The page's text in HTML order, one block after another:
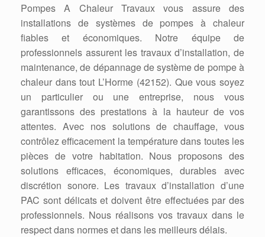
Pompes A Chaleur Travaux vous assure des
installations de systèmes de pompes à chaleur
fiables et économiques. Notre équipe de
professionnels assurent les travaux d’installation, de
maintenance, de dépannage de système de pompe à
chaleur dans tout L’Horme (42152). Que vous soyez
un particulier ou une entreprise, nous vous
garantissons des prestations à la hauteur de vos
attentes. Avec nos solutions de chauffage, vous
contrôlez efficacement la température dans toutes les
pièces de votre habitation. Nous proposons des
solutions efficaces, économiques, durables avec
discrétion sonore. Les travaux d’installation d’une
PAC sont délicats et doivent être effectuées par des
professionnels. Nous réalisons vos travaux dans le
respect dans normes et dans les meilleurs délais.